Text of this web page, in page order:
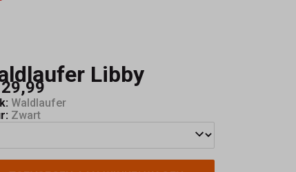
Libby
Waldlaufer
Zwart